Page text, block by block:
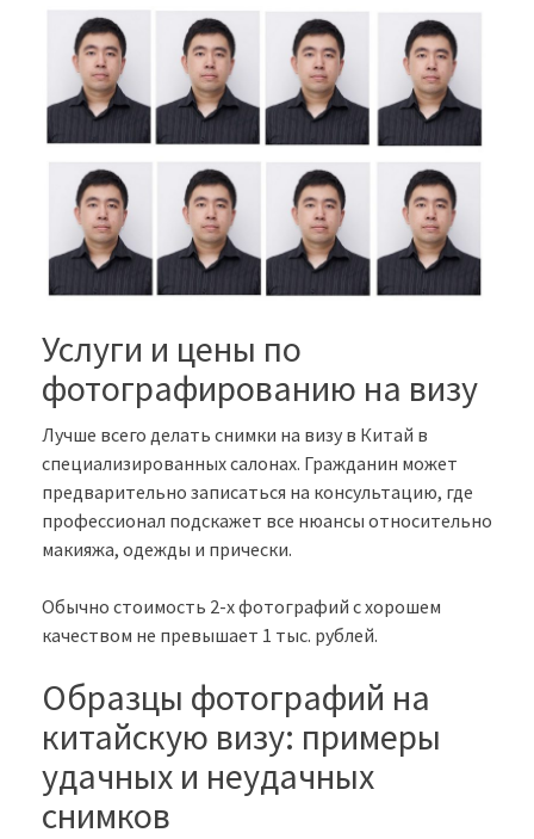
Услуги и цены по
фотографированию на визу
Лучше всего делать снимки на визу в Китай в
специализированных салонах. Гражданин может
предварительно записаться на консультацию, где
профессионал подскажет все нюансы относительно
макияжа, одежды и прически.
Обычно стоимость 2-х фотографий с хорошем
качеством не превышает 1 тыс. рублей.
Образцы фотографий на
китайскую визу: примеры
удачных и неудачных
снимков